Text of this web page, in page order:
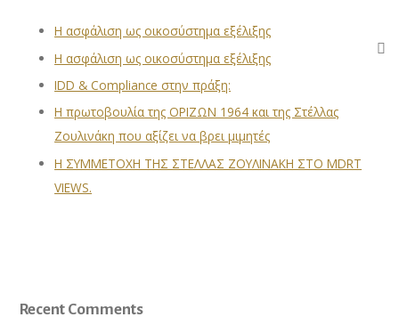
Η ασφάλιση ως οικοσύστημα εξέλιξης
Η ασφάλιση ως οικοσύστημα εξέλιξης
IDD & Compliance στην πράξη:
Η πρωτοβουλία της ΟΡΙΖΩΝ 1964 και της Στέλλας
Ζουλινάκη που αξίζει να βρει μιμητές
Η ΣΥΜΜΕΤΟΧΗ ΤΗΣ ΣΤΕΛΛΑΣ ΖΟΥΛΙΝΑΚΗ ΣΤΟ MDRT
VIEWS.
Recent Comments